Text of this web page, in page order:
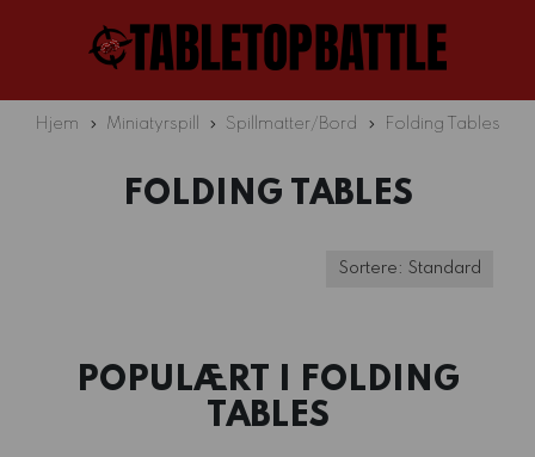
Hjem Miniatyrspill Spillmatter/Bord Folding Tables
FOLDING TABLES
POPULÆRT I FOLDING
TABLES